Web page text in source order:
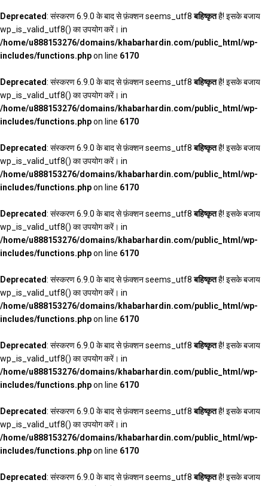
Deprecated: संस्करण 6.9.0 के बाद से फ़ंक्शन seems_utf8बहिष्कृतहै! इसके बजाय
wp_is_valid_utf8() का उपयोग करें। in
/home/u888153276/domains/khabarhardin.com/public_html/wp-
includes/functions.phpon line 6170
Deprecated: संस्करण 6.9.0 के बाद से फ़ंक्शन seems_utf8बहिष्कृतहै! इसके बजाय
wp_is_valid_utf8() का उपयोग करें। in
/home/u888153276/domains/khabarhardin.com/public_html/wp-
includes/functions.phpon line 6170
Deprecated: संस्करण 6.9.0 के बाद से फ़ंक्शन seems_utf8बहिष्कृतहै! इसके बजाय
wp_is_valid_utf8() का उपयोग करें। in
/home/u888153276/domains/khabarhardin.com/public_html/wp-
includes/functions.phpon line 6170
Deprecated: संस्करण 6.9.0 के बाद से फ़ंक्शन seems_utf8बहिष्कृतहै! इसके बजाय
wp_is_valid_utf8() का उपयोग करें। in
/home/u888153276/domains/khabarhardin.com/public_html/wp-
includes/functions.phpon line 6170
Deprecated: संस्करण 6.9.0 के बाद से फ़ंक्शन seems_utf8बहिष्कृतहै! इसके बजाय
wp_is_valid_utf8() का उपयोग करें। in
/home/u888153276/domains/khabarhardin.com/public_html/wp-
includes/functions.phpon line 6170
Deprecated: संस्करण 6.9.0 के बाद से फ़ंक्शन seems_utf8बहिष्कृतहै! इसके बजाय
wp_is_valid_utf8() का उपयोग करें। in
/home/u888153276/domains/khabarhardin.com/public_html/wp-
includes/functions.phpon line 6170
Deprecated: संस्करण 6.9.0 के बाद से फ़ंक्शन seems_utf8बहिष्कृतहै! इसके बजाय
wp_is_valid_utf8() का उपयोग करें। in
/home/u888153276/domains/khabarhardin.com/public_html/wp-
includes/functions.phpon line 6170
Deprecated: संस्करण 6.9.0 के बाद से फ़ंक्शन seems_utf8बहिष्कृतहै! इसके बजाय